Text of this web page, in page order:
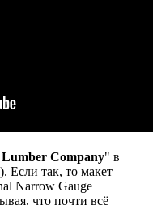
Company" в
Если так, то макет
Narrow Gauge
что почти всё